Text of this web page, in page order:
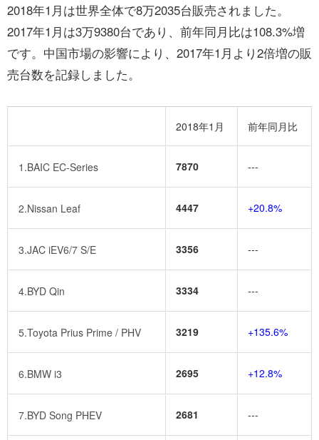
2018年1月は世界全体で8万2035台販売されました。
2017年1月は3万9380台であり、前年同月比は108.3%増
です。中国市場の影響により、2017年1月より2倍増の販
売台数を記録しました。
2018年1月 前年同月比
1.BAIC EC-Series 7870 ---
2.Nissan Leaf 4447 +20.8%
3.JAC iEV6/7 S/E 3356 ---
4.BYD Qin 3334 ---
5.Toyota Prius Prime / PHV 3219 +135.6%
6.BMW i3 2695 +12.8%
7.BYD Song PHEV 2681 ---